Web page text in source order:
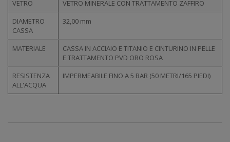
VETRO
VETRO MINERALE CON TRATTAMENTO ZAFFIRO
DIAMETRO
CASSA
32,00 mm
MATERIALE
CASSA IN ACCIAIO E TITANIO E CINTURINO IN PELLE
E TRATTAMENTO PVD ORO ROSA
RESISTENZA
ALL'ACQUA
IMPERMEABILE FINO A 5 BAR (50 METRI/165 PIEDI)